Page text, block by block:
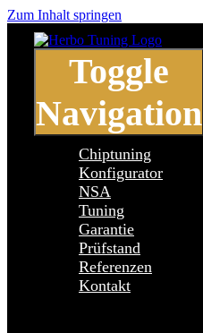
Zum Inhalt springen
Toggle
Navigation
Chiptuning
Konfigurator
NSA
Tuning
Garantie
Prüfstand
Referenzen
Kontakt